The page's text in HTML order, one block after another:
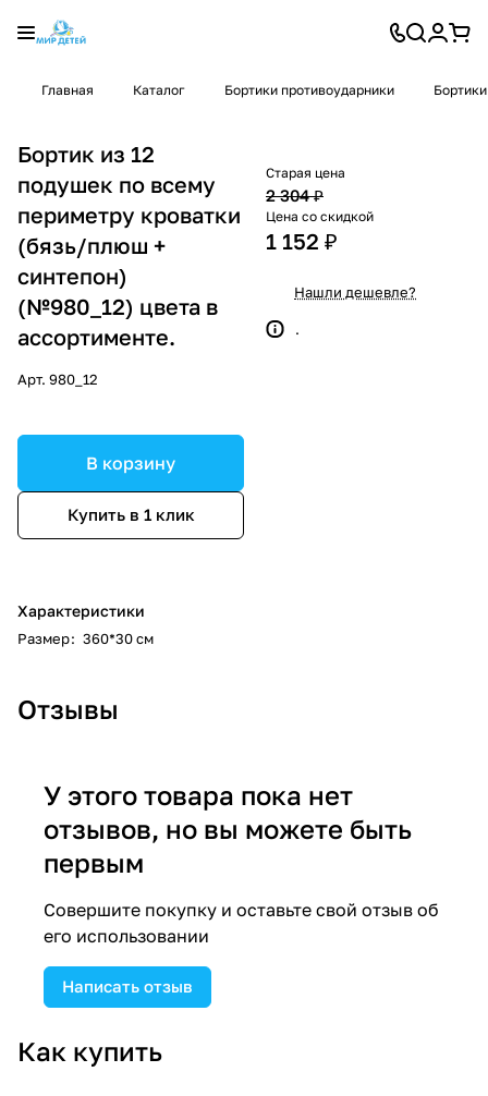
Главная Каталог Бортики противоударники
Бортик из 12
подушек по всему
периметру кроватки
(бязь/плюш +
синтепон)
(№980_12) цвета в
ассортименте.
Арт. 980_12
В корзину
Купить в 1 клик
Характеристики
Размер: 360*30 см
Старая цена
2 304 ₽
Цена со скидкой
1 152 ₽
Нашли дешевле?
.
Отзывы
У этого товара пока нет
отзывов, но вы можете быть
первым
Совершите покупку и оставьте свой отзыв об
его использовании
Написать отзыв
Как купить